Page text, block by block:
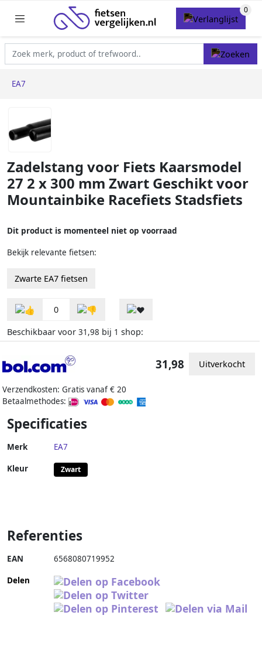
EA7
Zadelstang voor Fiets Kaarsmodel
27 2 x 300 mm Zwart Geschikt voor
Mountainbike Racefiets Stadsfiets
Dit product is momenteel niet op voorraad
Bekijk relevante fietsen:
Zwarte EA7 fietsen
0
Beschikbaar voor 31,98 bij 1 shop:
Verzendkosten: Gratis vanaf € 20
Betaalmethodes:
31,98 Uitverkocht
Specificaties
Merk EA7
Kleur Zwart
Referenties
EAN 6568080719952
Delen